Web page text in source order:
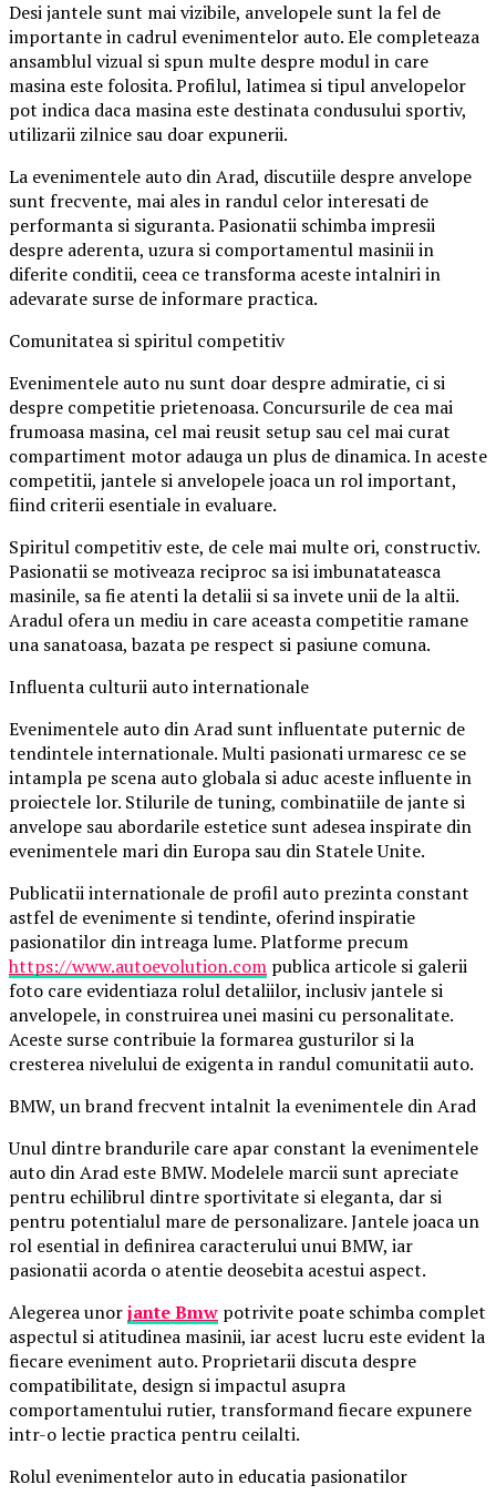
Desi jantele sunt mai vizibile, anvelopele sunt la fel de
importante in cadrul evenimentelor auto. Ele completeaza
ansamblul vizual si spun multe despre modul in care
masina este folosita. Profilul, latimea si tipul anvelopelor
pot indica daca masina este destinata condusului sportiv,
utilizarii zilnice sau doar expunerii.
La evenimentele auto din Arad, discutiile despre anvelope
sunt frecvente, mai ales in randul celor interesati de
performanta si siguranta. Pasionatii schimba impresii
despre aderenta, uzura si comportamentul masinii in
diferite conditii, ceea ce transforma aceste intalniri in
adevarate surse de informare practica.
Comunitatea si spiritul competitiv
Evenimentele auto nu sunt doar despre admiratie, ci si
despre competitie prietenoasa. Concursurile de cea mai
frumoasa masina, cel mai reusit setup sau cel mai curat
compartiment motor adauga un plus de dinamica. In aceste
competitii, jantele si anvelopele joaca un rol important,
fiind criterii esentiale in evaluare.
Spiritul competitiv este, de cele mai multe ori, constructiv.
Pasionatii se motiveaza reciproc sa isi imbunatateasca
masinile, sa fie atenti la detalii si sa invete unii de la altii.
Aradul ofera un mediu in care aceasta competitie ramane
una sanatoasa, bazata pe respect si pasiune comuna.
Influenta culturii auto internationale
Evenimentele auto din Arad sunt influentate puternic de
tendintele internationale. Multi pasionati urmaresc ce se
intampla pe scena auto globala si aduc aceste influente in
proiectele lor. Stilurile de tuning, combinatiile de jante si
anvelope sau abordarile estetice sunt adesea inspirate din
evenimentele mari din Europa sau din Statele Unite.
Publicatii internationale de profil auto prezinta constant
astfel de evenimente si tendinte, oferind inspiratie
pasionatilor din intreaga lume. Platforme precum
https://www.autoevolution.com publica articole si galerii
foto care evidentiaza rolul detaliilor, inclusiv jantele si
anvelopele, in construirea unei masini cu personalitate.
Aceste surse contribuie la formarea gusturilor si la
cresterea nivelului de exigenta in randul comunitatii auto.
BMW, un brand frecvent intalnit la evenimentele din Arad
Unul dintre brandurile care apar constant la evenimentele
auto din Arad este BMW. Modelele marcii sunt apreciate
pentru echilibrul dintre sportivitate si eleganta, dar si
pentru potentialul mare de personalizare. Jantele joaca un
rol esential in definirea caracterului unui BMW, iar
pasionatii acorda o atentie deosebita acestui aspect.
Alegerea unorjante Bmw potrivite poate schimba complet
aspectul si atitudinea masinii, iar acest lucru este evident la
fiecare eveniment auto. Proprietarii discuta despre
compatibilitate, design si impactul asupra
comportamentului rutier, transformand fiecare expunere
intr-o lectie practica pentru ceilalti.
Rolul evenimentelor auto in educatia pasionatilor